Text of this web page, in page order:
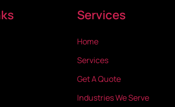
Services
Home
Services
Get A Quote
Industries We Serve